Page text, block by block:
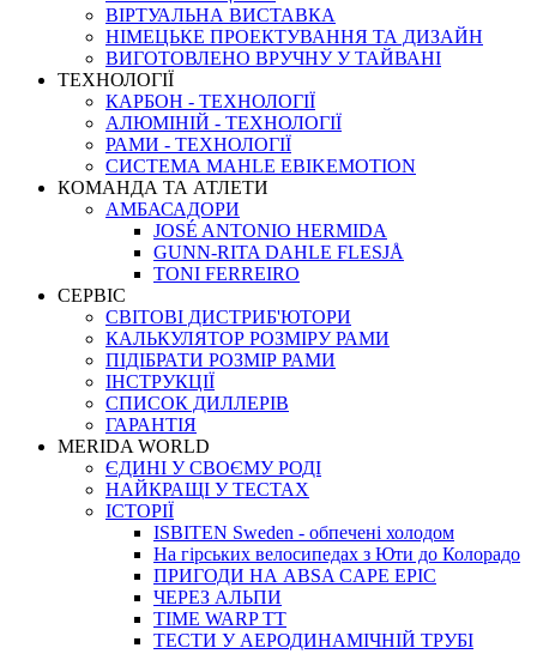
ВIРТУАЛЬНА ВИСТАВКА
НІМЕЦЬКЕ ПРОЕКТУВАННЯ ТА ДИЗАЙН
ВИГОТОВЛЕНО ВРУЧНУ У ТАЙВАНІ
ТЕХНОЛОГІЇ
КАРБОН - ТЕХНОЛОГІЇ
АЛЮМІНІЙ - ТЕХНОЛОГІЇ
РАМИ - ТЕХНОЛОГІЇ
СИСТЕМА MAHLE EBIKEMOTION
КОМАНДА ТА АТЛЕТИ
АМБАСАДОРИ
JOSÉ ANTONIO HERMIDA
GUNN-RITA DAHLE FLESJÅ
TONI FERREIRO
СЕРВІС
СВІТОВІ ДИСТРИБ'ЮТОРИ
КАЛЬКУЛЯТОР РОЗМIРУ РАМИ
ПІДІБРАТИ РОЗМІР РАМИ
IНСТРУКЦIЇ
СПИСОК ДИЛЛЕРІВ
ГАРАНТIЯ
MERIDA WORLD
ЄДИНI У СВОЄМУ РОДI
НАЙКРАЩІ У ТЕСТАХ
ІСТОРІЇ
ISBITEN Sweden - обпечені холодом
На гірських велосипедах з Юти до Колорадо
ПРИГОДИ НА ABSA CAPE EPIC
ЧЕРЕЗ АЛЬПИ
TIME WARP TT
ТЕСТИ У АЕРОДИНАМІЧНІЙ ТРУБІ